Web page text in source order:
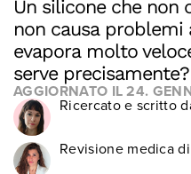
Un silicone che non
non causa problemi
evapora molto
serve precisamente?
AGGIORNATO IL24.
Ricercato e scritto
Revisione medica di